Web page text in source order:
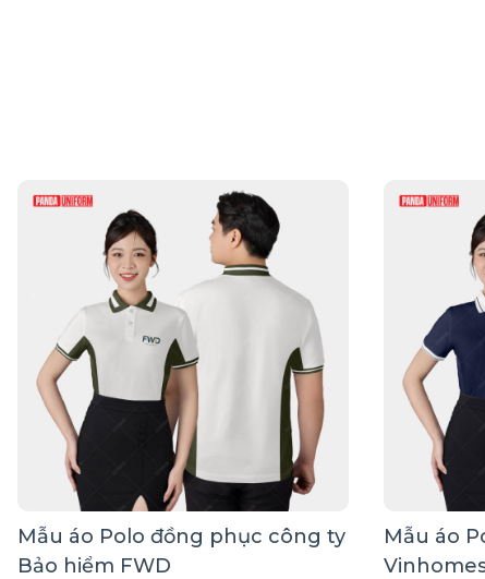
Mẫu áo Polo đồng phục công ty
Bảo hiểm FWD
Mẫu áo